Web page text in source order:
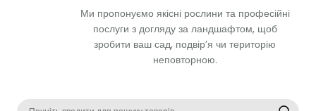
Ми пропонуємо якісні рослини та професійні
послуги з догляду за ландшафтом, щоб
зробити ваш сад, подвір’я чи територію
неповторною.